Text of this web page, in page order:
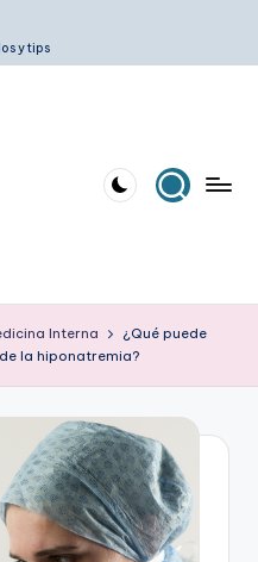
y tips
Interna
¿Qué puede
la hiponatremia?